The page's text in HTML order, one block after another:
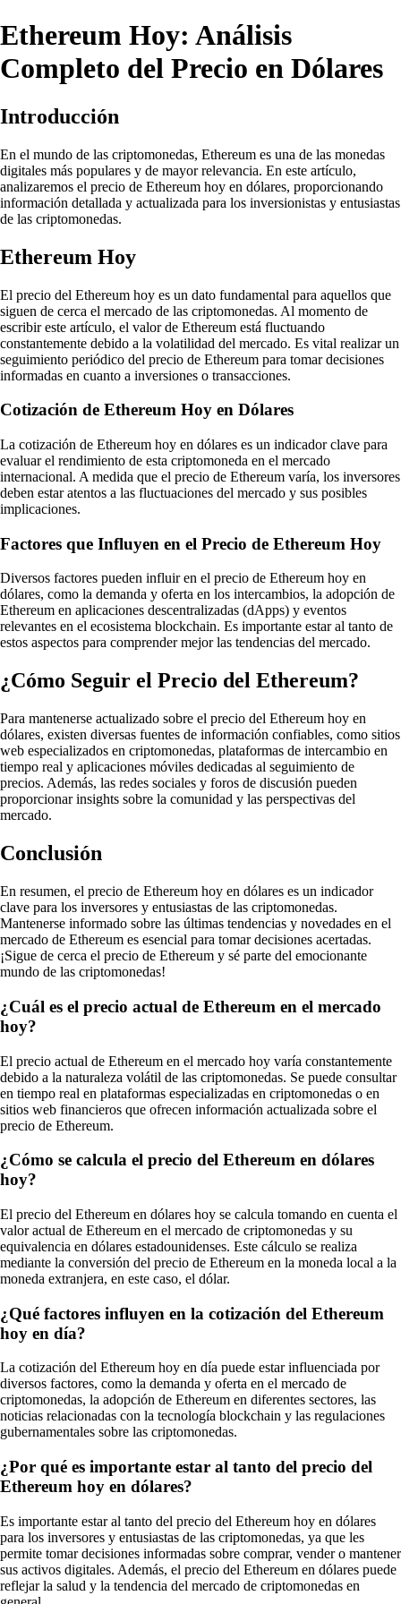
Ethereum Hoy: Análisis
Completo del Precio en Dólares
Introducción
En el mundo de las criptomonedas, Ethereum es una de las monedas
digitales más populares y de mayor relevancia. En este artículo,
analizaremos el precio de Ethereum hoy en dólares, proporcionando
información detallada y actualizada para los inversionistas y entusiastas
de las criptomonedas.
Ethereum Hoy
El precio del Ethereum hoy es un dato fundamental para aquellos que
siguen de cerca el mercado de las criptomonedas. Al momento de
escribir este artículo, el valor de Ethereum está fluctuando
constantemente debido a la volatilidad del mercado. Es vital realizar un
seguimiento periódico del precio de Ethereum para tomar decisiones
informadas en cuanto a inversiones o transacciones.
Cotización de Ethereum Hoy en Dólares
La cotización de Ethereum hoy en dólares es un indicador clave para
evaluar el rendimiento de esta criptomoneda en el mercado
internacional. A medida que el precio de Ethereum varía, los inversores
deben estar atentos a las fluctuaciones del mercado y sus posibles
implicaciones.
Factores que Influyen en el Precio de Ethereum Hoy
Diversos factores pueden influir en el precio de Ethereum hoy en
dólares, como la demanda y oferta en los intercambios, la adopción de
Ethereum en aplicaciones descentralizadas (dApps) y eventos
relevantes en el ecosistema blockchain. Es importante estar al tanto de
estos aspectos para comprender mejor las tendencias del mercado.
¿Cómo Seguir el Precio del Ethereum?
Para mantenerse actualizado sobre el precio del Ethereum hoy en
dólares, existen diversas fuentes de información confiables, como sitios
web especializados en criptomonedas, plataformas de intercambio en
tiempo real y aplicaciones móviles dedicadas al seguimiento de
precios. Además, las redes sociales y foros de discusión pueden
proporcionar insights sobre la comunidad y las perspectivas del
mercado.
Conclusión
En resumen, el precio de Ethereum hoy en dólares es un indicador
clave para los inversores y entusiastas de las criptomonedas.
Mantenerse informado sobre las últimas tendencias y novedades en el
mercado de Ethereum es esencial para tomar decisiones acertadas.
¡Sigue de cerca el precio de Ethereum y sé parte del emocionante
mundo de las criptomonedas!
¿Cuál es el precio actual de Ethereum en el mercado
hoy?
El precio actual de Ethereum en el mercado hoy varía constantemente
debido a la naturaleza volátil de las criptomonedas. Se puede consultar
en tiempo real en plataformas especializadas en criptomonedas o en
sitios web financieros que ofrecen información actualizada sobre el
precio de Ethereum.
¿Cómo se calcula el precio del Ethereum en dólares
hoy?
El precio del Ethereum en dólares hoy se calcula tomando en cuenta el
valor actual de Ethereum en el mercado de criptomonedas y su
equivalencia en dólares estadounidenses. Este cálculo se realiza
mediante la conversión del precio de Ethereum en la moneda local a la
moneda extranjera, en este caso, el dólar.
¿Qué factores influyen en la cotización del Ethereum
hoy en día?
La cotización del Ethereum hoy en día puede estar influenciada por
diversos factores, como la demanda y oferta en el mercado de
criptomonedas, la adopción de Ethereum en diferentes sectores, las
noticias relacionadas con la tecnología blockchain y las regulaciones
gubernamentales sobre las criptomonedas.
¿Por qué es importante estar al tanto del precio del
Ethereum hoy en dólares?
Es importante estar al tanto del precio del Ethereum hoy en dólares
para los inversores y entusiastas de las criptomonedas, ya que les
permite tomar decisiones informadas sobre comprar, vender o mantener
sus activos digitales. Además, el precio del Ethereum en dólares puede
reflejar la salud y la tendencia del mercado de criptomonedas en